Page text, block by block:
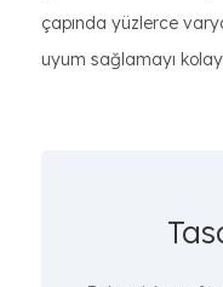
çapında yüzlerce
uyum sağlamayı